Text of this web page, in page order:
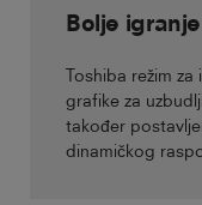
Bolje
Toshiba režim
grafike za
također
dinamičkog